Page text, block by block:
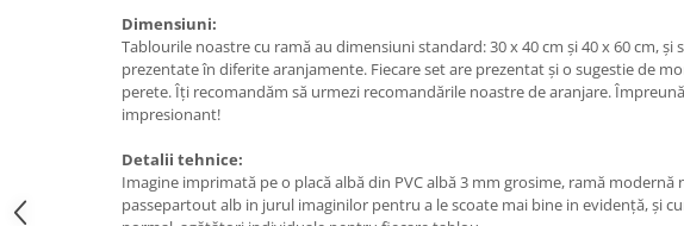
Tricouri music is life
Tricouri sporturi de iarna
Tricouri snowboard
Tricouri aniversare
Dimensiuni:
Tablourile noastre cu ramă au dimensiuni standard: 30 x 40 cm și 40 x 60 cm, și
prezentate în diferite aranjamente. Fiecare set are prezentat și o sugestie de
perete. Îți recomandăm să urmezi recomandările noastre de aranjare.
impresionant!
Detalii tehnice:
Imagine imprimată pe o placă albă din PVC albă 3 mm grosime, ramă modernă
passepartout alb in jurul imaginilor pentru a le scoate mai bine in evidență, și